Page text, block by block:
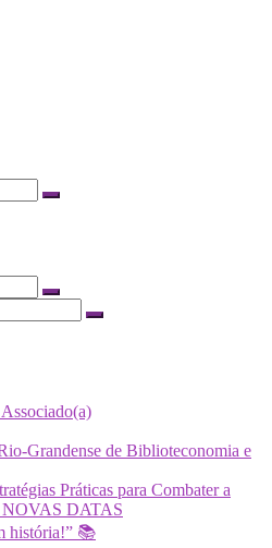
Search
Search
Search
Grandense de Biblioteconomia e
Práticas para Combater a
NOVAS DATAS
história!” 📚